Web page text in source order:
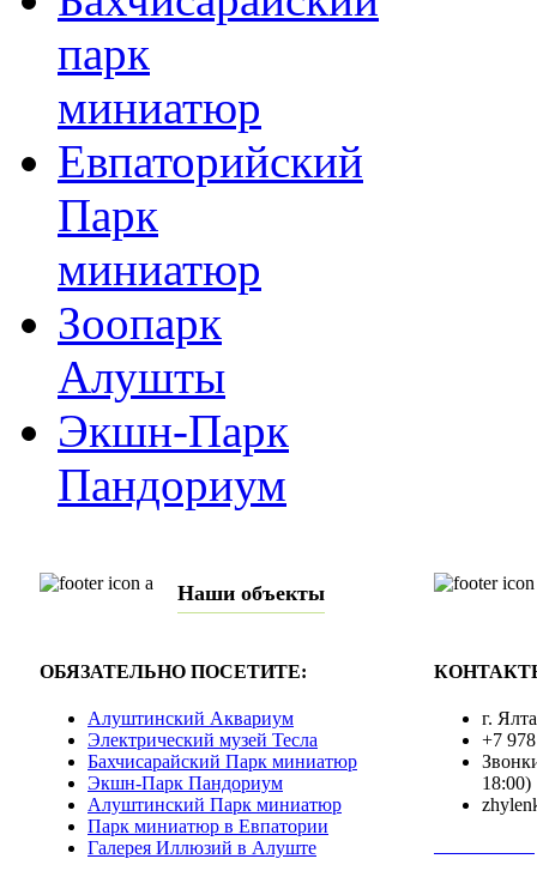
парк
миниатюр
Евпаторийский
Парк
миниатюр
Зоопарк
Алушты
Экшн-Парк
Пандориум
Наши объекты
ОБЯЗАТЕЛЬНО ПОСЕТИТЕ:
Алуштинский Аквариум
Электрический музей Тесла
Бахчисарайский Парк миниатюр
Экшн-Парк Пандориум
Алуштинский Парк миниатюр
Парк миниатюр в Евпатории
Галерея Иллюзий в Алуште
г.
+7
18:00)